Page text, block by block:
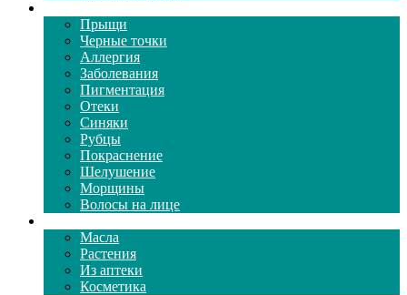
Прыщи
Черные точки
Аллергия
Заболевания
Пигментация
Отеки
Синяки
Рубцы
Покраснение
Шелушение
Морщины
Волосы на лице
Масла
Растения
Из аптеки
Косметика